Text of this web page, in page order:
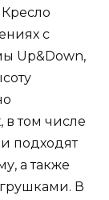
с
Up&Down,
в том числе
подходят
а также
В